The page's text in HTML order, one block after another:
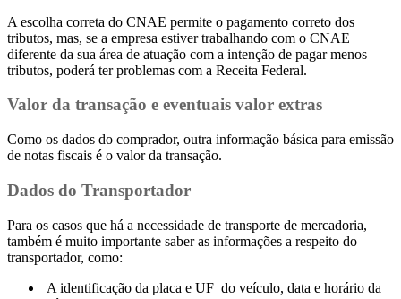
A escolha correta do CNAE permite o pagamento correto dos
tributos, mas, se a empresa estiver trabalhando com o CNAE
diferente da sua área de atuação com a intenção de pagar menos
tributos, poderá ter problemas com a Receita Federal.
Valor da transação e eventuais valor extras
Como os dados do comprador, outra informação básica para emissão
de notas fiscais é o valor da transação.
Dados do Transportador
Para os casos que há a necessidade de transporte de mercadoria,
também é muito importante saber as informações a respeito do
transportador, como:
A identificação da placa e UF do veículo, data e horário da